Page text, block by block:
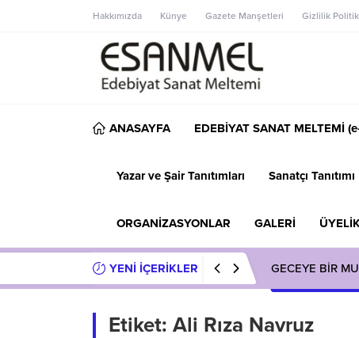
Hakkımızda Künye Gazete Manşetleri Gizlilik
ANASAYFA EDEBİYAT SANAT MELTEMİ
Yazar ve Şair Tanıtımları Sanatçı Tanıtımı
ORGANİZASYONLAR GALERİ
YENİ İÇERİKLER GECEYE BİR
Etiket: Ali Rıza Navruz